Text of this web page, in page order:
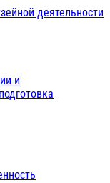
деятельности
и